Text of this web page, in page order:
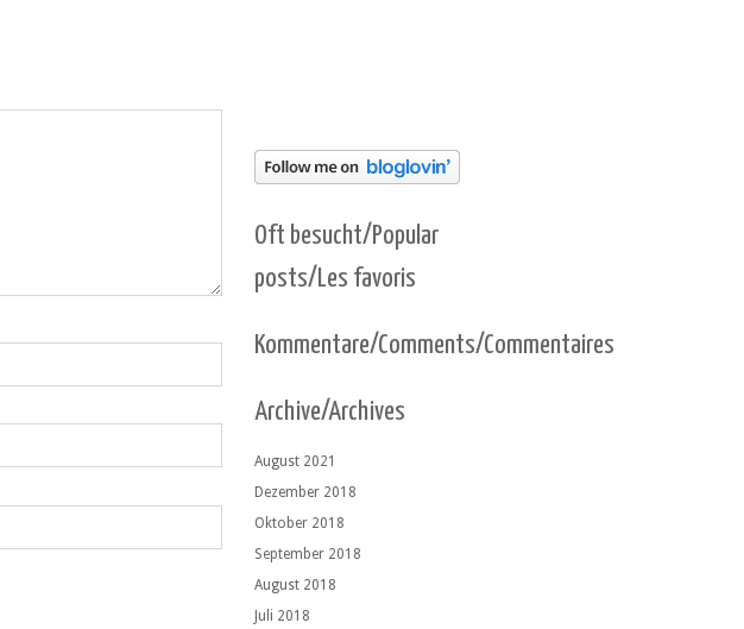
Oft besucht/Popular
posts/Les favoris
Kommentare/Comments/Commentaires
Archive/Archives
August 2021
Dezember 2018
Oktober 2018
September 2018
August 2018
Juli 2018